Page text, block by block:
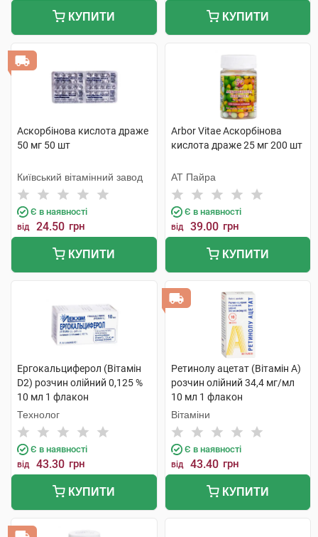
КУПИТИ КУПИТИ
Аскорбінова кислота драже
50 мг 50 шт
Київський вітамінний завод
Є в наявності
від 24.50 грн
КУПИТИ
Arbor Vitae Аскорбінова
кислота драже 25 мг 200 шт
АТ Пайра
Є в наявності
від 39.00 грн
КУПИТИ
Ергокальциферол (Вітамін
D2) розчин олійний 0,125 %
10 мл 1 флакон
Технолог
Є в наявності
від 43.30 грн
КУПИТИ
Ретинолу ацетат (Вітамін A)
розчин олійний 34,4 мг/мл
10 мл 1 флакон
Вітаміни
Є в наявності
від 43.40 грн
КУПИТИ